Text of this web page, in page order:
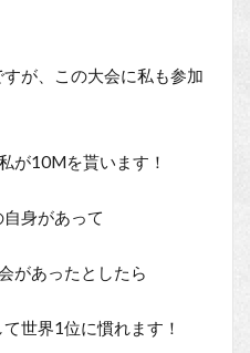
が、この大会に私も参加
が10Mを貰います！
身があって
があったとしたら
世界1位に慣れます！